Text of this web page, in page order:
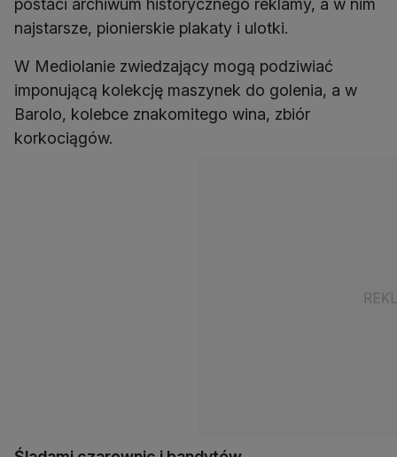
postaci archiwum historycznego reklamy, a w nim
najstarsze, pionierskie plakaty i ulotki.
W Mediolanie zwiedzający mogą podziwiać
imponującą kolekcję maszynek do golenia, a w
Barolo, kolebce znakomitego wina, zbiór
korkociągów.